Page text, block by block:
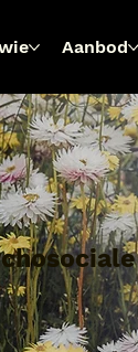
Aanbod